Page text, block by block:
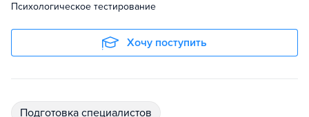
Психологическое тестирование
Хочу поступить
подготовка специалистов